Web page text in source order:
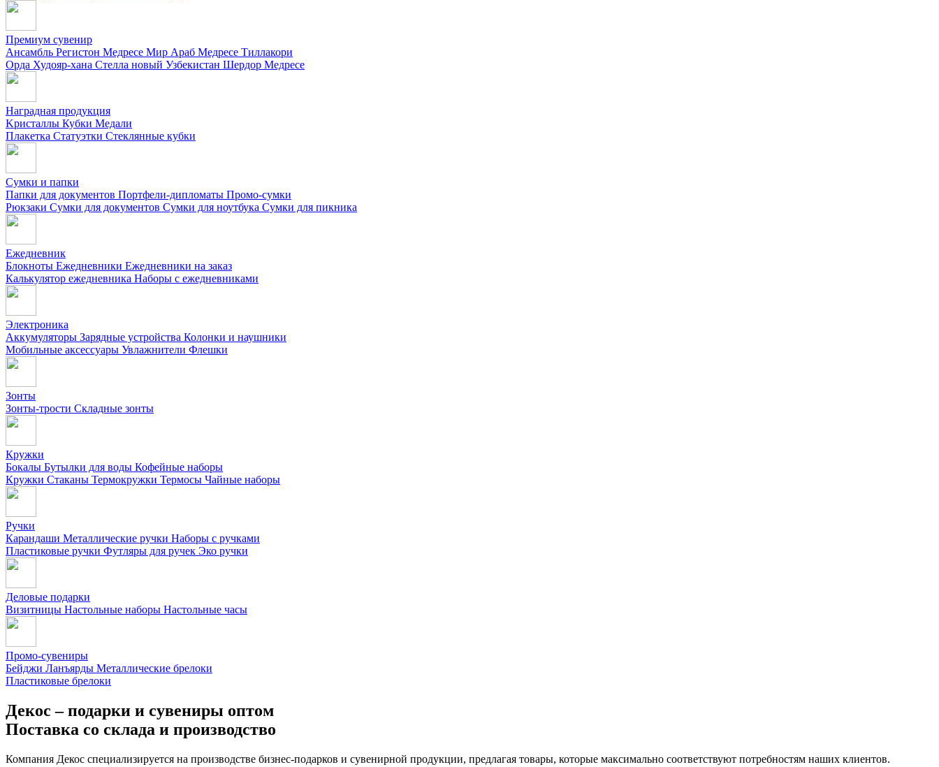
Премиум сувенир
Ансамбль Регистон Медресе Мир Араб Медресе Тиллакори
Орда Худояр-хана Стелла новый Узбекистан Шердор Медресе
Наградная продукция
Kристаллы Кубки Медали
Плакетка Статуэтки Стеклянные кубки
Сумки и папки
Папки для документов Портфели-дипломаты Промо-сумки
Рюкзаки Сумки для документов Сумки для ноутбука Сумки для пикника
Ежедневник
Блокноты Ежедневники Ежедневники на заказ
Калькулятор ежедневника Наборы с ежедневниками
Электроника
Аккумуляторы Зарядные устройства Колонки и наушники
Мобильные аксессуары Увлажнители Флешки
Зонты
Зонты-трости Складные зонты
Кружки
Бокалы Бутылки для воды Кофейные наборы
Кружки Стаканы Термокружки Термосы Чайные наборы
Ручки
Карандаши Металлические ручки Наборы с ручками
Пластиковые ручки Футляры для ручек Эко ручки
Деловые подарки
Визитницы Настольные наборы Настольные часы
Промо-сувениры
Бейджи Ланъярды Металлические брелоки
Пластиковые брелоки
Декос – подарки и сувениры оптом
Поставка со склада и производство
Компания Декос специализируется на производстве бизнес-подарков и сувенирной продукции, предлагая товары, которые максимально соответствуют потребностям наших клиентов.